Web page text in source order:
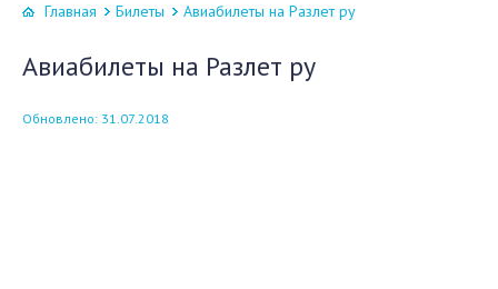
Главная Билеты Авиабилеты на Разлет ру
Авиабилеты на Разлет ру
Обновлено: 31.07.2018